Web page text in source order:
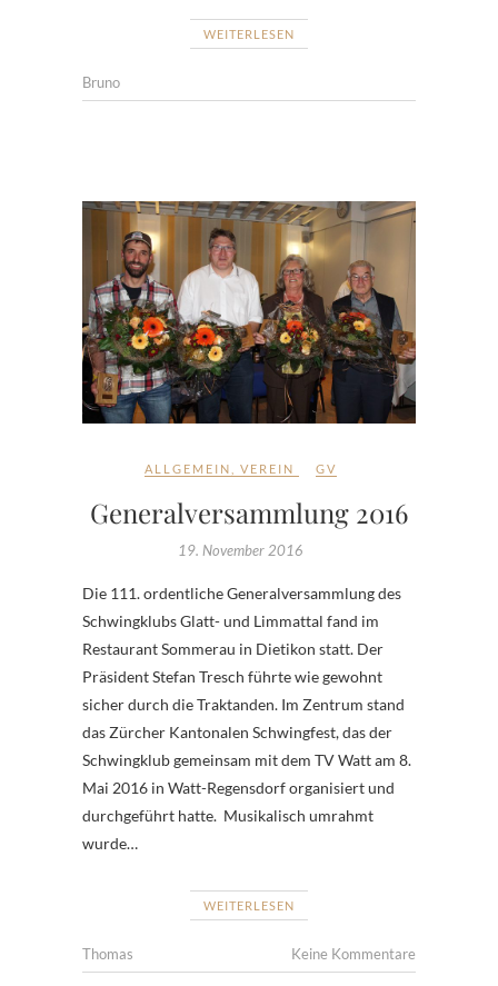
WEITERLESEN
Bruno
ALLGEMEIN VEREIN GV
Generalversammlung 2016
19. November 2016
Die 111. ordentliche Generalversammlung des
Schwingklubs Glatt- und Limmattal fand im
Restaurant Sommerau in Dietikon statt. Der
Präsident Stefan Tresch führte wie gewohnt
sicher durch die Traktanden. Im Zentrum stand
das Zürcher Kantonalen Schwingfest, das der
Schwingklub gemeinsam mit dem TV Watt am 8.
Mai 2016 in Watt-Regensdorf organisiert und
durchgeführt hatte. Musikalisch umrahmt
wurde…
WEITERLESEN
Thomas Keine Kommentare